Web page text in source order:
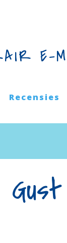
E-
Recensies